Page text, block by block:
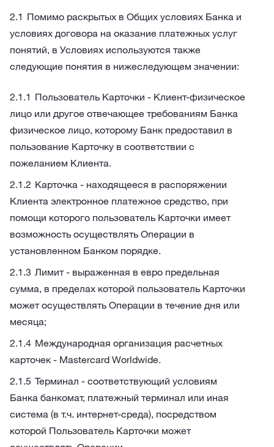
Помимо раскрытых в Общих условиях Банка и
условиях договора на оказание платежных услуг
понятий, в Условиях используются также
следующие понятия в нижеследующем значении:
Пользователь Карточки - Клиент-физическое
лицо или другое отвечающее требованиям Банка
физическое лицо, которому Банк предоставил в
пользование Карточку в соответствии с
пожеланием Клиента.
Карточка - находящееся в распоряжении
Клиента электронное платежное средство, при
помощи которого пользователь Карточки имеет
возможность осуществлять Операции в
установленном Банком порядке.
Лимит - выраженная в евро предельная
сумма, в пределах которой пользователь Карточки
может осуществлять Операции в течение дня или
месяца;
Международная организация расчетных
карточек - Mastercard Worldwide.
Терминал - соответствующий условиям
Банка банкомат, платежный терминал или иная
система (в т.ч. интернет-среда), посредством
которой Пользователь Карточки может